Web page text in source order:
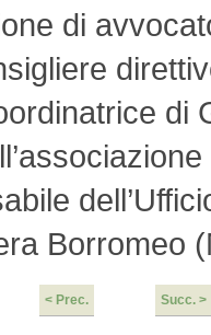
di
di
Borromeo
< Prec. Succ. >